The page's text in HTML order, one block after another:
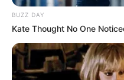
BUZZ DAY
Kate Thought No One